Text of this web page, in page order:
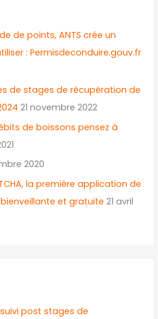
de points, ANTS crée un
: Permisdeconduire.gouv.fr
de stages de récupération de
21 novembre 2022
de boissons pensez à
2020
la première application de
et gratuite 21 avril
post stages de